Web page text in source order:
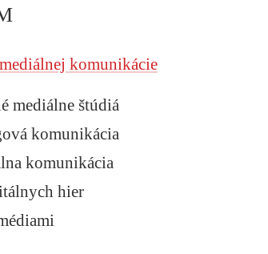
komunikácie
mediálne štúdiá
komunikácia
komunikácia
hier